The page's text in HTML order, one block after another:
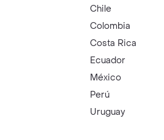
Chile
Colombia
Costa Rica
Ecuador
México
Perú
Uruguay